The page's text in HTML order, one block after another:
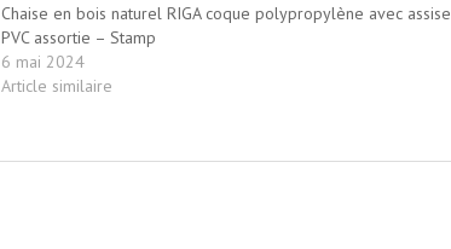
Chaise en bois naturel RIGA coque polypropylène avec assise
PVC assortie – Stamp
6 mai 2024
Article similaire